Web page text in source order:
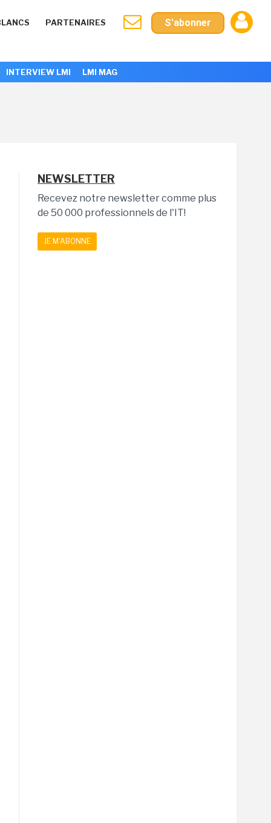
PARTENAIRES S'abonner
INTERVIEW LMI LMI MAG
NEWSLETTER
Recevez notre newsletter comme plus
de 50 000 professionnels de l'IT!
JE M'ABONNE